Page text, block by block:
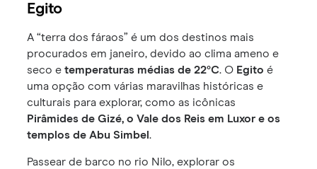
Egito
A “terra dos fáraos” é um dos destinos mais
procurados em janeiro, devido ao clima ameno e
seco etemperaturas médias de 22°C. O Egito é
uma opção com várias maravilhas históricas e
culturais para explorar, como as icônicas
Pirâmides de Gizé, o Vale dos Reis em Luxor e os
templos de Abu Simbel.
Passear de barco no rio Nilo, explorar os